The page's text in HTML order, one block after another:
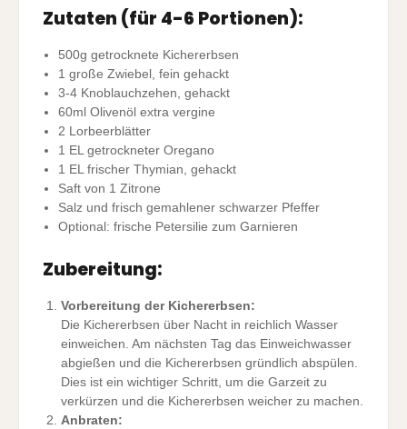
Zutaten (für 4-6 Portionen):
500g getrocknete Kichererbsen
1 große Zwiebel, fein gehackt
3-4 Knoblauchzehen, gehackt
60ml Olivenöl extra vergine
2 Lorbeerblätter
1 EL getrockneter Oregano
1 EL frischer Thymian, gehackt
Saft von 1 Zitrone
Salz und frisch gemahlener schwarzer Pfeffer
Optional: frische Petersilie zum Garnieren
Zubereitung:
Vorbereitung der Kichererbsen:
Die Kichererbsen über Nacht in reichlich Wasser
einweichen. Am nächsten Tag das Einweichwasser
abgießen und die Kichererbsen gründlich abspülen.
Dies ist ein wichtiger Schritt, um die Garzeit zu
verkürzen und die Kichererbsen weicher zu machen.
Anbraten: